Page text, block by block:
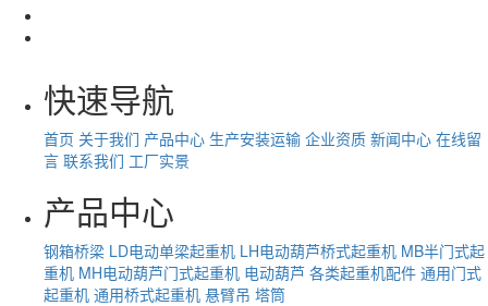
快速导航
首页 关于我们 产品中心 生产安装运输 企业资质 新闻中心 在线留
言 联系我们 工厂实景
产品中心
钢箱桥梁 LD电动单梁起重机 LH电动葫芦桥式起重机 MB半门式起
重机 MH电动葫芦门式起重机 电动葫芦 各类起重机配件 通用门式
起重机 通用桥式起重机 悬臂吊 塔筒